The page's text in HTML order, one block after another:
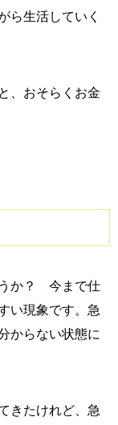
ら生活していく
、おそらくお金
うか？ 今まで仕
い現象です。急
からない状態に
きたけれど、急